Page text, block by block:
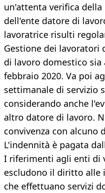
un'attenta verifica
dell'ente datore di
lavoratrice risulti
Gestione dei lavoratori
di lavoro domestico
febbraio 2020. Va poi
settimanale di servizio
considerando anche
altro datore di lavoro.
convivenza con alcuno
L'indennità è pagata
I riferimenti agli enti di
escludono il diritto alle
che effettuano servizi